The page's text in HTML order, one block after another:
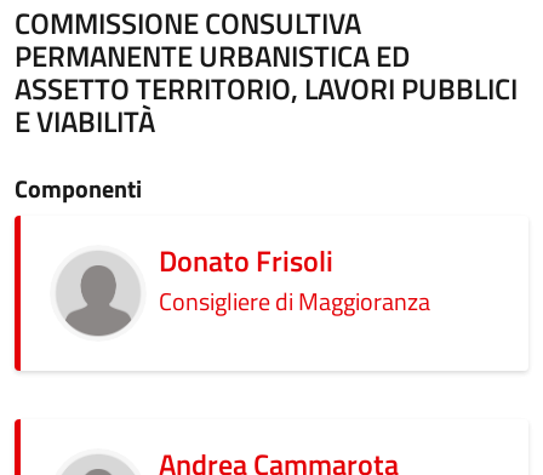
COMMISSIONE CONSULTIVA
PERMANENTE URBANISTICA ED
ASSETTO TERRITORIO, LAVORI PUBBLICI
E VIABILITÀ
Componenti
Donato Frisoli
Consigliere di Maggioranza
Andrea Cammarota